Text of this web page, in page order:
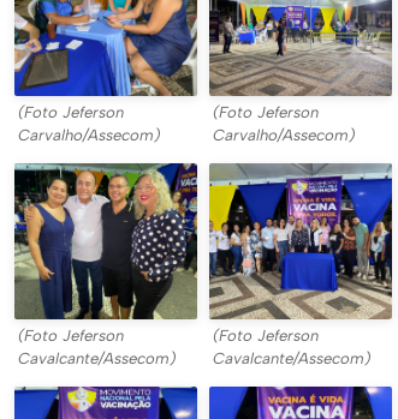
(Foto Jeferson
Carvalho/Assecom)
(Foto Jeferson
Carvalho/Assecom)
(Foto Jeferson
Cavalcante/Assecom)
(Foto Jeferson
Cavalcante/Assecom)